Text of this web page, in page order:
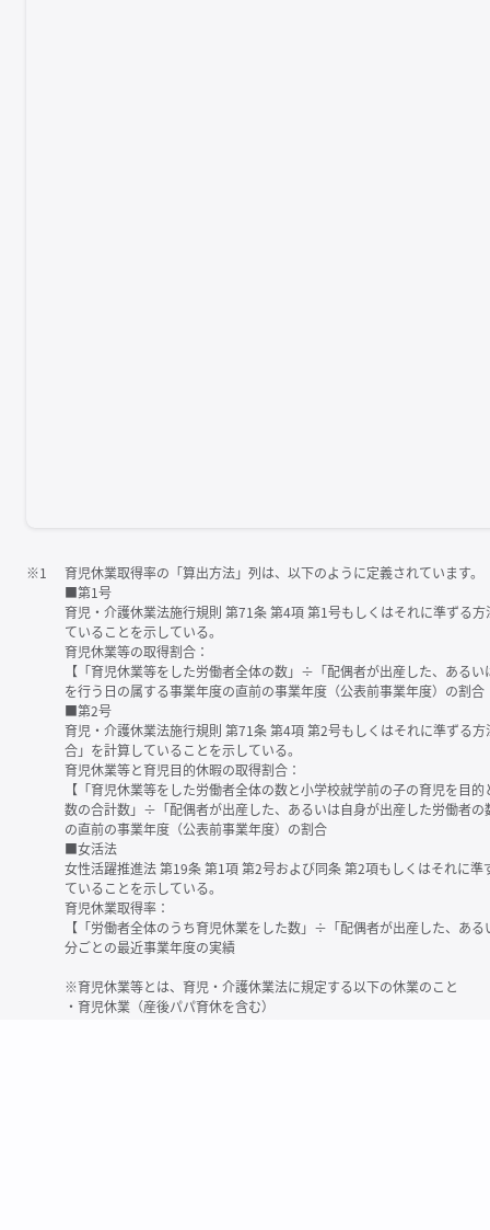
※1
育児休業取得率の「算出方法」列は、以下のように定義されています。
■第1号
育児・介護休業法施行規則 第71条 第4項 第1号もしくはそれに準ずる
ていることを示している。
育児休業等の取得割合：
【「育児休業等をした労働者全体の数」÷「配偶者が出産した、ある
を行う日の属する事業年度の直前の事業年度（公表前事業年度）の割合
■第2号
育児・介護休業法施行規則 第71条 第4項 第2号もしくはそれに準ずる
合」を計算していることを示している。
育児休業等と育児目的休暇の取得割合：
【「育児休業等をした労働者全体の数と小学校就学前の子の育児を目
数の合計数」÷「配偶者が出産した、あるいは自身が出産した労働者
の直前の事業年度（公表前事業年度）の割合
■女活法
女性活躍推進法 第19条 第1項 第2号および同条 第2項もしくはそれに
ていることを示している。
育児休業取得率：
【「労働者全体のうち育児休業をした数」÷「配偶者が出産した、あ
分ごとの最近事業年度の実績
※育児休業等とは、育児・介護休業法に規定する以下の休業のこと
・育児休業（産後パパ育休を含む）